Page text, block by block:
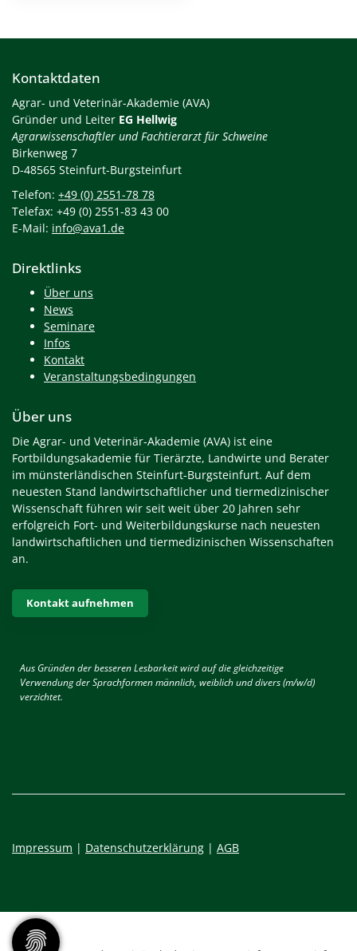
Kontaktdaten
Agrar- und Veterinär-Akademie (AVA)
Gründer und Leiter EG Hellwig
Agrarwissenschaftler und Fachtierarzt für Schweine
Birkenweg 7
D-48565 Steinfurt-Burgsteinfurt
Telefon: +49 (0) 2551-78 78
Telefax: +49 (0) 2551-83 43 00
E-Mail: info@ava1.de
Direktlinks
Über uns
News
Seminare
Infos
Kontakt
Veranstaltungsbedingungen
Über uns
Die Agrar- und Veterinär-Akademie (AVA) ist eine
Fortbildungsakademie für Tierärzte, Landwirte und Berater
im münsterländischen Steinfurt-Burgsteinfurt. Auf dem
neuesten Stand landwirtschaftlicher und tiermedizinischer
Wissenschaft führen wir seit weit über 20 Jahren sehr
erfolgreich Fort- und Weiterbildungskurse nach neuesten
landwirtschaftlichen und tiermedizinischen Wissenschaften
an.
Kontakt aufnehmen
Aus Gründen der besseren Lesbarkeit wird auf die gleichzeitige
Verwendung der Sprachformen männlich, weiblich und divers (m/w/d)
verzichtet.
Impressum | Datenschutzerklärung | AGB